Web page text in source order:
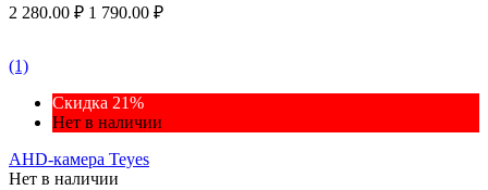
2 280.00 ₽ 1 790.00 ₽
(1)
Скидка 21%
Нет в наличии
AHD-камера Teyes
Нет в наличии